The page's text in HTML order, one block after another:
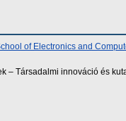
of Electronics and
– Társadalmi innováció és